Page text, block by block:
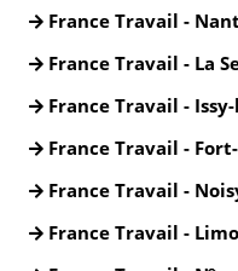
France Travail -
France Travail - La
France Travail -
France Travail -
France Travail -
France Travail -